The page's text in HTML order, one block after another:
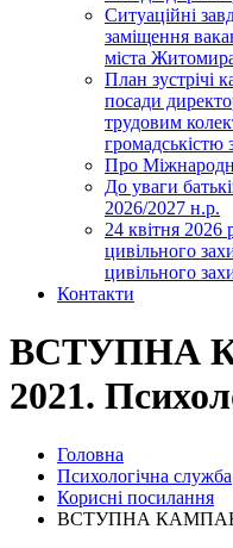
Ситуаційні
заміщення
міста
План зустрічі
посади
трудовим
громадськістю
Про
До уваги
2026/2027 н.р.
24 квітня 2026
цивільного
цивільного
Контакти
ВСТУПНА
2021.
Головна
Психологічна служба
Корисні посилання
ВСТУПНА